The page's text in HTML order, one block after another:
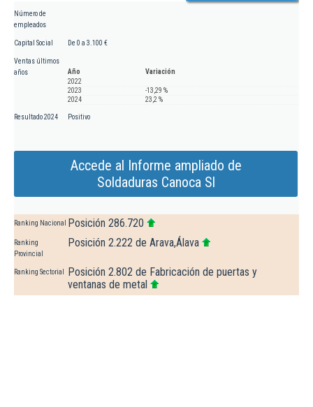
Número de
empleados
Capital Social De 0 a 3.100 €
Ventas últimos
años
Año
Variación
2022
2023
-13,29 %
2024
23,2 %
Resultado 2024 Positivo
Accede al Informe ampliado de
Soldaduras Canoca Sl
Ranking Nacional Posición 286.720
Ranking
Provincial
Posición 2.222 de Arava,Álava
Ranking Sectorial
Posición 2.802 de Fabricación de puertas y
ventanas de metal